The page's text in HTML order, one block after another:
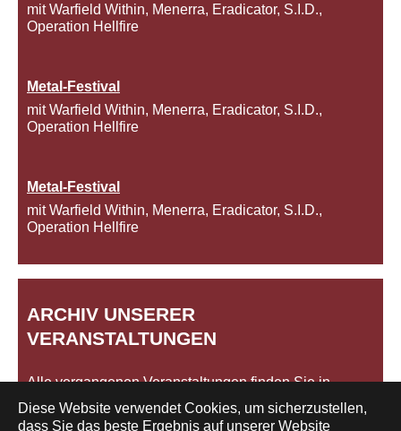
Diese Website verwendet Cookies, um sicherzustellen,
dass Sie das beste Ergebnis auf unserer Website
mit Warfield Within, Menerra, Eradicator, S.I.D.,
Operation Hellfire
Metal-Festival
mit Warfield Within, Menerra, Eradicator, S.I.D.,
Operation Hellfire
Metal-Festival
mit Warfield Within, Menerra, Eradicator, S.I.D.,
Operation Hellfire
ARCHIV UNSERER
VERANSTALTUNGEN
Alle vergangenen Veranstaltungen finden Sie in
unserem
Archiv